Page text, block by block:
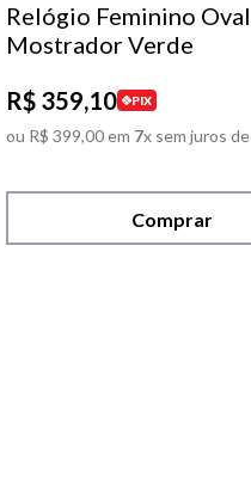
Relógio Feminino Oval
Mostrador Verde
R$ 359,10 PIX
ou R$ 399,00em 7x sem juros de
Comprar